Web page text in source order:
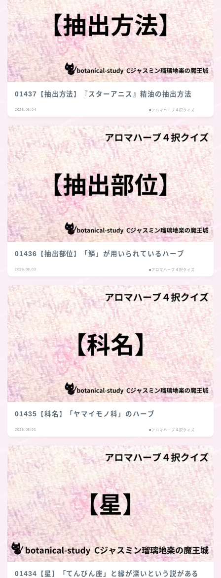
01437【抽出方法】『スターアニス』精油の抽出方法
2026.08.04 ■アロマハーブ４択クイズ
01436【抽出部位】「鱗」が用いられているハーブ
2026.08.03 ■アロマハーブ４択クイズ
01435【科名】「ヤマイモノ科」のハーブ
2026.08.01 ■アロマハーブ４択クイズ
01434【星】「てんびん座」と縁が深いという説がある